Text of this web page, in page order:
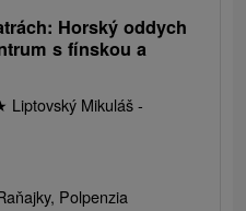
Horský oddych
s fínskou a
Liptovský Mikuláš -
Polpenzia